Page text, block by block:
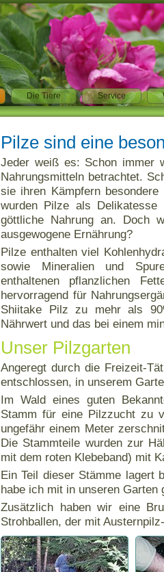
Die Tiere Service
Pilze sind eine
Jeder weiß es: Schon immer
Nahrungsmitteln betrachtet.
sie ihren Kämpfern
wurden Pilze als
göttliche Nahrung an. Doch
ausgewogene Ernährung?
Pilze enthalten viel
sowie Mineralien und
enthaltenen pflanzlichen
hervorragend für
Shiitake Pilz zu mehr als
Nährwert und das bei einem
Unser Pilzgarten
Angeregt durch die Freizeit-
entschlossen, in unserem
Im Wald eines guten
Stamm für eine Pilzzucht zu
ungefähr einem Meter
Die Stammteile wurden zur
mit dem roten Klebeband) mit
Ein Teil dieser Stämme lagert
habe ich mit in unseren Garten
Zusätzlich haben wir eine
Strohballen, der mit